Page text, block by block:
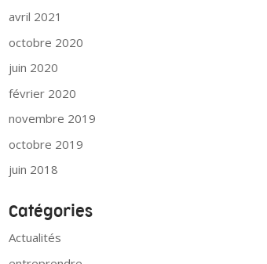
avril 2021
octobre 2020
juin 2020
février 2020
novembre 2019
octobre 2019
juin 2018
Catégories
Actualités